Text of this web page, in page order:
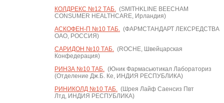
КОЛДРЕКС №12 ТАБ.(SMITHKLINE BEECHAM
CONSUMER HEALTHCARE, Ирландия)
АСКОФЕН-П №10 ТАБ.(ФАРМСТАНДАРТ ЛЕКСРЕДСТВА
ОАО, РОССИЯ)
САРИДОН №10 ТАБ.(ROCHE, Швейцарская
Конфедерация)
РИНЗА №10 ТАБ.(Юник Фармасьютикал Лабораториз
(Отделение Дж.Б. Ке, ИНДИЯ РЕСПУБЛИКА)
РИНИКОЛД №10 ТАБ.(Шрея Лайф Саенсиз Пвт
Лтд, ИНДИЯ РЕСПУБЛИКА)